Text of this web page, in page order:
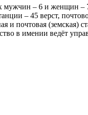
мужчин – 6 и женщин –
– 45 верст,
и почтовая (земская)
в имении ведёт